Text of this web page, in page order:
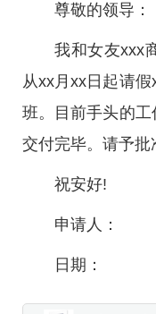
尊敬的领导：
我和女友xxx
从xx月xx日起请
班。目前手头的
交付完毕。请予批
祝安好!
申请人：
日期：